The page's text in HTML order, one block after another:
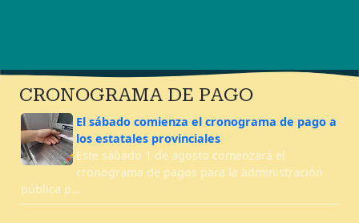
CRONOGRAMA DE PAGO
El sábado comienza el cronograma de pago a
los estatales provinciales
Este sábado 1 de agosto comenzará el
cronograma de pagos para la administración
pública p…